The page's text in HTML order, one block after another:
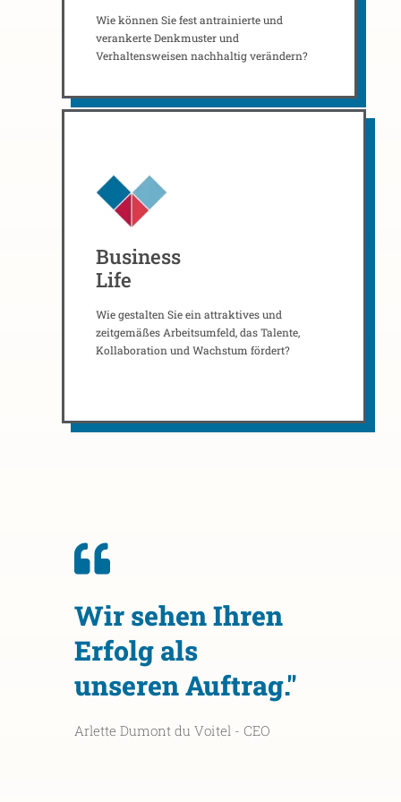
Wie können Sie fest antrainierte und
verankerte Denkmuster und
Verhaltensweisen nachhaltig verändern?
Business
Life
Wie gestalten Sie ein attraktives und
zeitgemäßes Arbeitsumfeld, das Talente,
Kollaboration und Wachstum fördert?
Wir sehen Ihren
Erfolg als
unseren Auftrag."
Arlette Dumont du Voitel - CEO